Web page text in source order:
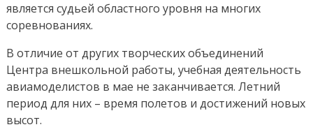
является судьей областного уровня на многих
соревнованиях.
В отличие от других творческих объединений
Центра внешкольной работы, учебная деятельность
авиамоделистов в мае не заканчивается. Летний
период для них – время полетов и достижений новых
высот.